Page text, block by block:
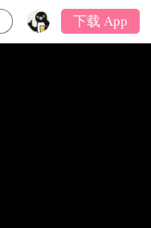
下载 App